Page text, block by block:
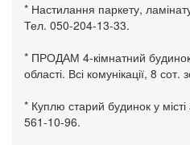
* Настилання паркету,
Тел. 050-204-13-33.
* ПРОДАМ 4-кімнатний
області. Всі комунікації, 8
* Куплю старий будинок у
561-10-96.